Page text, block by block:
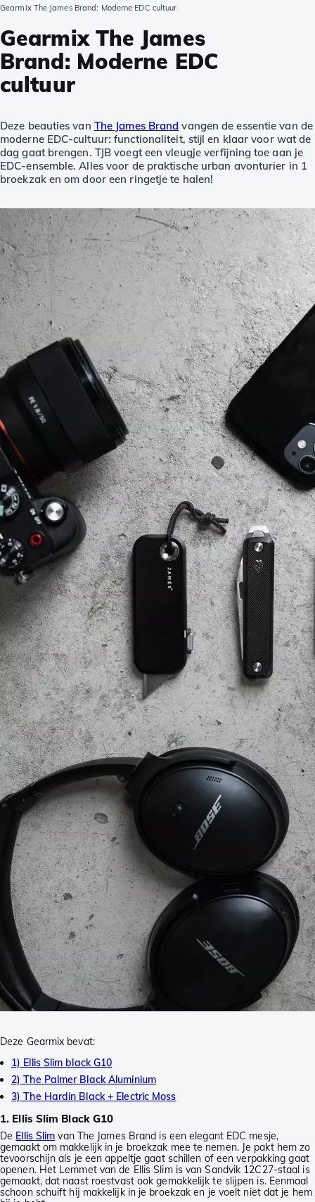
Gearmix The James Brand: Moderne EDC cultuur
Gearmix The James
Brand: Moderne EDC
cultuur
Deze beauties van The James Brand vangen de essentie van de
moderne EDC-cultuur: functionaliteit, stijl en klaar voor wat de
dag gaat brengen. TJB voegt een vleugje verfijning toe aan je
EDC-ensemble. Alles voor de praktische urban avonturier in 1
broekzak en om door een ringetje te halen!
Deze Gearmix bevat:
1) Ellis Slim black G10
2) The Palmer Black Aluminium
3) The Hardin Black + Electric Moss
1. Ellis Slim Black G10
De Ellis Slim van The James Brand is een elegant EDC mesje,
gemaakt om makkelijk in je broekzak mee te nemen. Je pakt hem zo
tevoorschijn als je een appeltje gaat schillen of een verpakking gaat
openen. Het Lemmet van de Ellis Slim is van Sandvik 12C27-staal is
gemaakt, dat naast roestvast ook gemakkelijk te slijpen is. Eenmaal
schoon schuift hij makkelijk in je broekzak en je voelt niet dat je hem